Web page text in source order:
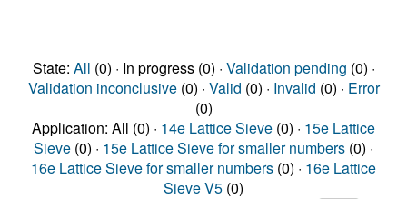
State: All (0) · In progress (0) · Validation pending (0) ·
Validation inconclusive(0) · Valid (0) · Invalid (0) · Error
(0)
Application: All (0) · 14e Lattice Sieve (0) · 15e Lattice
Sieve (0) · 15e Lattice Sieve for smaller numbers (0) ·
16e Lattice Sieve for smaller numbers (0) · 16e Lattice
Sieve V5 (0)